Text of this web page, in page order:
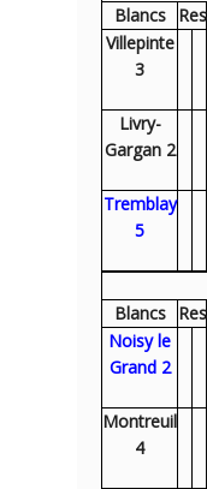
Blancs
Res
Villepinte
3
Livry-
Gargan 2
Tremblay
5
Blancs
Res
Noisy le
Grand 2
Montreuil
4